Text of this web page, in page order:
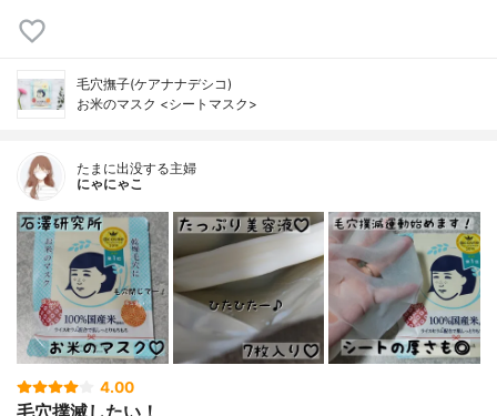
毛穴撫子(ケアナナデシコ)
お米のマスク <シートマスク>
たまに出没する主婦
にゃにゃこ
4.00